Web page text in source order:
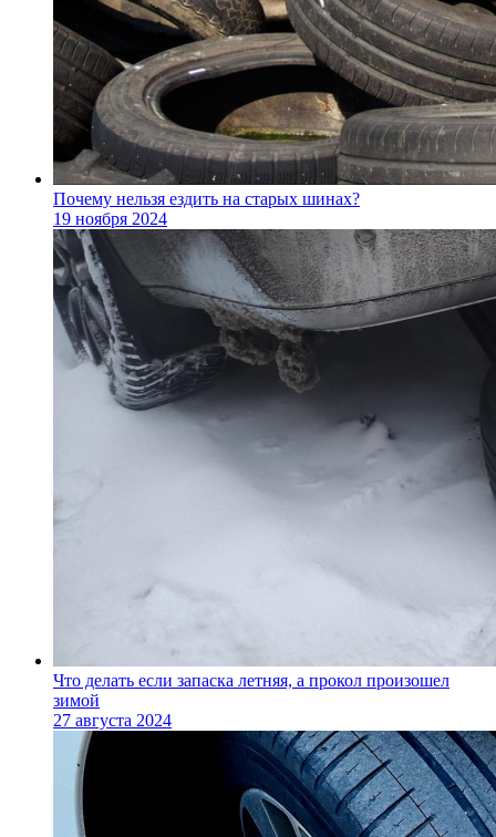
Почему нельзя ездить на старых шинах?
19 ноября 2024
Что делать если запаска летняя, а прокол произошел
зимой
27 августа 2024